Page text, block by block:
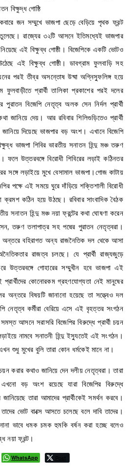
বিক্ষুদ্ধ গোষ্ঠি
জন সম্মুখে ভাজপা ছেড়ে বেড়িয়ে পৃথক ফ্রন্ট
রাজ্যের ৩২টি আসনে ইতিমধ্যেই ভাজপার
নিয়েছে এই বিক্ষুব্ধ গোষ্ঠী। বিজেপিকে একটি ভোটও
এই বিক্ষুব্ধ গোষ্ঠী। ডাবগ্রাম ফুলবাড়ি সহ
পরই তীব্র অসন্তোষ উষ্মা অগ্নিস্ফুলিঙ্গ হয়ে
ফুলবাড়ীতে প্রার্থী তালিকা প্রকাশের পরই দলের
পুরাতন বিজেপি নেতৃত্ব অলক সেন নির্দল প্রার্থী
কথা জানিয়ে দেয়। আর রবিবার শিলিগুড়িতেও প্রার্থী
দিয়েছে ভাজপার বড় অংশ। এখানে বিজেপি
ভাজপা শিবির ভারতীয় সনাতন হিন্দু মঞ্চ তরুণ
ফলে উত্তরবঙ্গে বিরোধী শিবিরের লড়াই কঠিনতর
সঙ্গে লড়াইয়ে মুখে বেসামাল ভাজপা।গোজ কাটায়
পক্ষে এই সময়ে ঘুরে দাঁড়িয়ে শক্তিশালী বিরোধী
ক্রমশ কঠিন হয়ে উঠছে। রবিবার সাংবাদিক বৈঠক
সনাতন হিন্দু মঞ্চ নয়া ফ্রন্টের কথা ঘোষণা করেন
তরুণ তলাপাত্র সহ পদ্মের পুরাতন নেতৃত্বরা।
অন্তরে বহিরাগত অন্য রাজনৈতিক দল থেকে আসা
রাজত্ব চলছে। যে প্রার্থী রাজ্যজুড়ে
উত্তরবঙ্গে গোহারের সম্মুখীন হবে ভাজপা এই
প্রার্থীদের কোনোরকম গ্রহণযোগ্যতা নেই মানুষের
অন্তরে বিষয়টি জানানো হয়েছে তা সত্ত্বেও দল
নেতৃত্ব কর্মীরা বেরিয়ে এসে এই বৃহত্তর সংগঠন
আসনে সরাসরি বিজেপির বিরুদ্ধে প্রার্থী চয়ন
লড়াইয়ে নামবে সনাতনী হিন্দু ইস্যুতেই এই সংগঠন।
শুধু মুখের বুলি তারা কোন ধর্মকেই মানে না।
করার কথাও জানিয়ে দেন দলীয় নেতৃত্বরা। তারা
বড় অংশ রয়েছে যারা বিজেপির বিরুদ্ধে
তারা আমাদের প্রার্থীকেই সমর্থন করবে।
ভোট বাক্সে আসতে চলেছে বলে দাবি তাদের।
ভাবে ধমক চমক হুমকি বর্ষন করা হচ্ছে বলেও
নয়া ফ্রন্ট।
WhatsApp Post